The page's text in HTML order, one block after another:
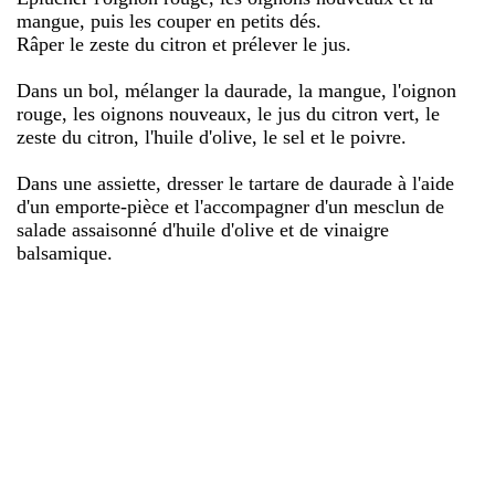
mangue, puis les couper en petits dés.
Râper le zeste du citron et prélever le jus.
Dans un bol, mélanger la daurade, la mangue, l'oignon
rouge, les oignons nouveaux, le jus du citron vert, le
zeste du citron, l'huile d'olive, le sel et le poivre.
Dans une assiette, dresser le tartare de daurade à l'aide
d'un emporte-pièce et l'accompagner d'un mesclun de
salade assaisonné d'huile d'olive et de vinaigre
balsamique.